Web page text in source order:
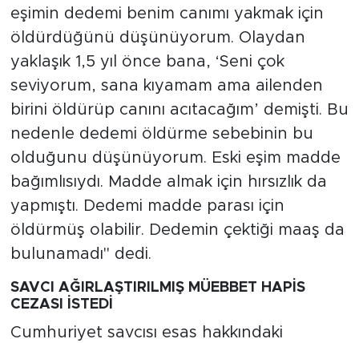
eşimin dedemi benim canımı yakmak için
öldürdüğünü düşünüyorum. Olaydan
yaklaşık 1,5 yıl önce bana, ‘Seni çok
seviyorum, sana kıyamam ama ailenden
birini öldürüp canını acıtacağım’ demişti. Bu
nedenle dedemi öldürme sebebinin bu
olduğunu düşünüyorum. Eski eşim madde
bağımlısıydı. Madde almak için hırsızlık da
yapmıştı. Dedemi madde parası için
öldürmüş olabilir. Dedemin çektiği maaş da
bulunamadı" dedi.
SAVCI AĞIRLAŞTIRILMIŞ MÜEBBET HAPİS
CEZASI İSTEDİ
Cumhuriyet savcısı esas hakkındaki